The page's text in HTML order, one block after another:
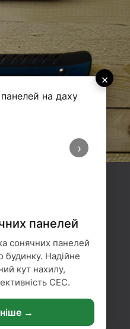
×
›
панелей
сонячних панелей
будинку. Надійне
кут нахилу,
СЕС.
→